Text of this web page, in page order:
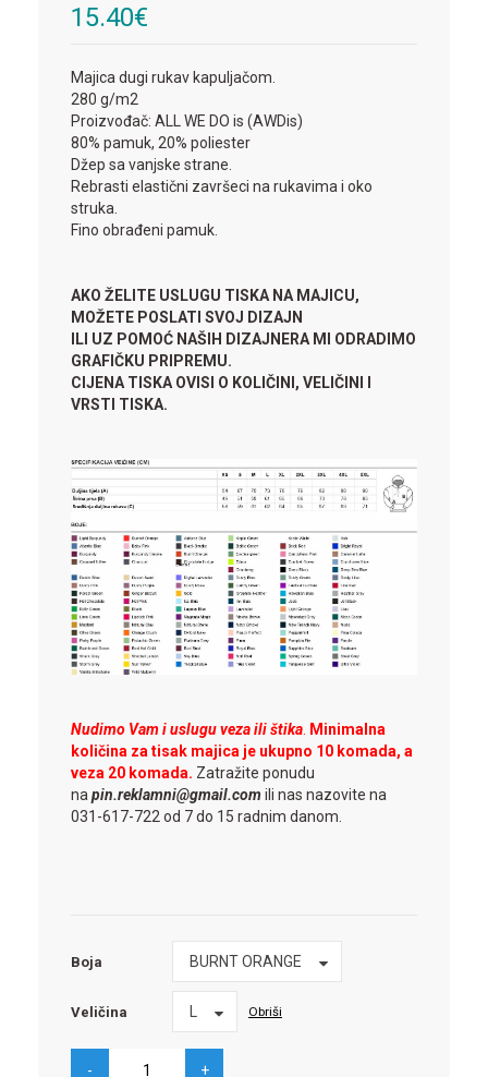
15.40€
Majica dugi rukav kapuljačom.
280 g/m2
Proizvođač: ALL WE DO is (AWDis)
80% pamuk, 20% poliester
Džep sa vanjske strane.
Rebrasti elastični završeci na rukavima i oko
struka.
Fino obrađeni pamuk.
AKO ŽELITE USLUGU TISKA NA MAJICU,
MOŽETE POSLATI SVOJ DIZAJN
ILI UZ POMOĆ NAŠIH DIZAJNERA MI ODRADIMO
GRAFIČKU PRIPREMU.
CIJENA TISKA OVISI O KOLIČINI, VELIČINI I
VRSTI TISKA.
Nudimo Vam i uslugu veza ili štika Minimalna
količina za tisak majica je ukupno 10 komada, a
veza 20 komada. Zatražite ponudu
na pin.reklamni@gmail.com ili nas nazovite na
031-617-722 od 7 do 15 radnim danom.
Boja BURNT ORANGE
Boja
Veličina Veličina Obriši